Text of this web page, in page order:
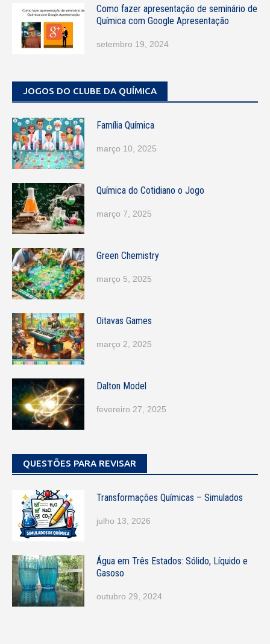
Como fazer apresentação de seminário de
Química com Google Apresentação
setembro 19, 2024
JOGOS DO CLUBE DA QUÍMICA
Família Química
março 10, 2025
Química do Cotidiano o Jogo
março 7, 2025
Green Chemistry
março 5, 2025
Oitavas Games
março 2, 2025
Dalton Model
fevereiro 27, 2025
QUESTÕES PARA REVISAR
Transformações Químicas – Simulados
julho 13, 2026
Água em Três Estados: Sólido, Líquido e
Gasoso
outubro 29, 2024